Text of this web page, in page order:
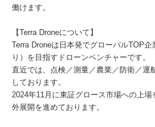
働けます。
【Terra Droneについて】
Terra Droneは日本発でグローバルTOP
り）を目指すドローンベンチャーです。
直近では、点検／測量／農業／防衛／運
しております。
2024年11月に東証グロース市場への上
外展開を進めております。